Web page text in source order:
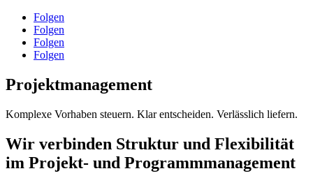
Folgen
Folgen
Folgen
Folgen
Projektmanagement
Komplexe Vorhaben steuern. Klar entscheiden. Verlässlich liefern.
Wir verbinden Struktur und Flexibilität
im Projekt- und Programmmanagement